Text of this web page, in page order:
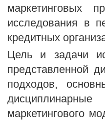
маркетинговых
исследования в
кредитных
Цель и задачи
представленной
подходов,
маркетингового